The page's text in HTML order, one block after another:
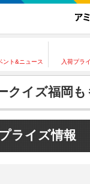
ント&ニュース 入荷プラ
クイズ福岡も
ライズ情報